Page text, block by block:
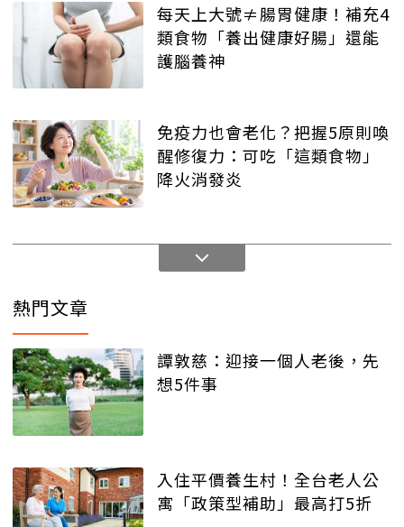
每天上大號≠腸胃健康！補充4
類食物「養出健康好腸」還能
護腦養神
免疫力也會老化？把握5原則喚
醒修復力：可吃「這類食物」
降火消發炎
熱門文章
譚敦慈：迎接一個人老後，先
想5件事
入住平價養生村！全台老人公
寓「政策型補助」最高打5折